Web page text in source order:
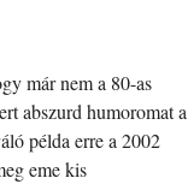
már nem a 80-as
abszurd humoromat a
példa erre a 2002
eme kis